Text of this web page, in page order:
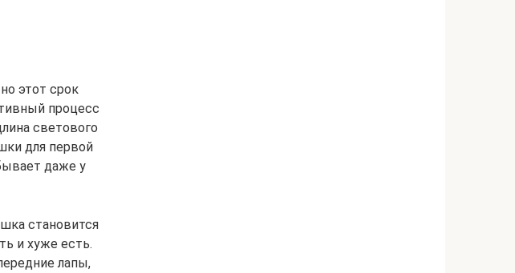
этот срок
процесс
светового
для первой
даже у
становится
и хуже есть.
лапы,